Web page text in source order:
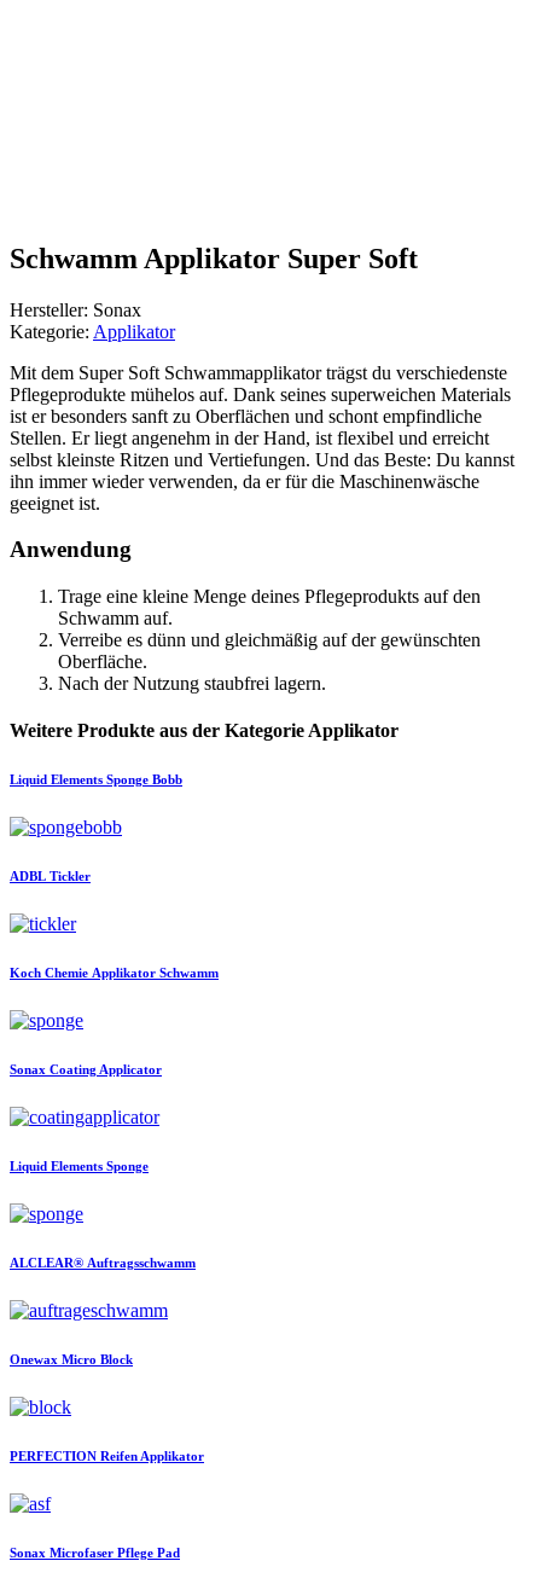
Schwamm Applikator Super Soft
Hersteller: Sonax
Kategorie: Applikator
Mit dem Super Soft Schwammapplikator trägst du verschiedenste
Pflegeprodukte mühelos auf. Dank seines superweichen Materials
ist er besonders sanft zu Oberflächen und schont empfindliche
Stellen. Er liegt angenehm in der Hand, ist flexibel und erreicht
selbst kleinste Ritzen und Vertiefungen. Und das Beste: Du kannst
ihn immer wieder verwenden, da er für die Maschinenwäsche
geeignet ist.
Anwendung
Trage eine kleine Menge deines Pflegeprodukts auf den
Schwamm auf.
Verreibe es dünn und gleichmäßig auf der gewünschten
Oberfläche.
Nach der Nutzung staubfrei lagern.
Weitere Produkte aus der Kategorie Applikator
Liquid Elements Sponge Bobb
ADBL Tickler
Koch Chemie Applikator Schwamm
Sonax Coating Applicator
Liquid Elements Sponge
ALCLEAR® Auftragsschwamm
Onewax Micro Block
PERFECTION Reifen Applikator
Sonax Microfaser Pflege Pad